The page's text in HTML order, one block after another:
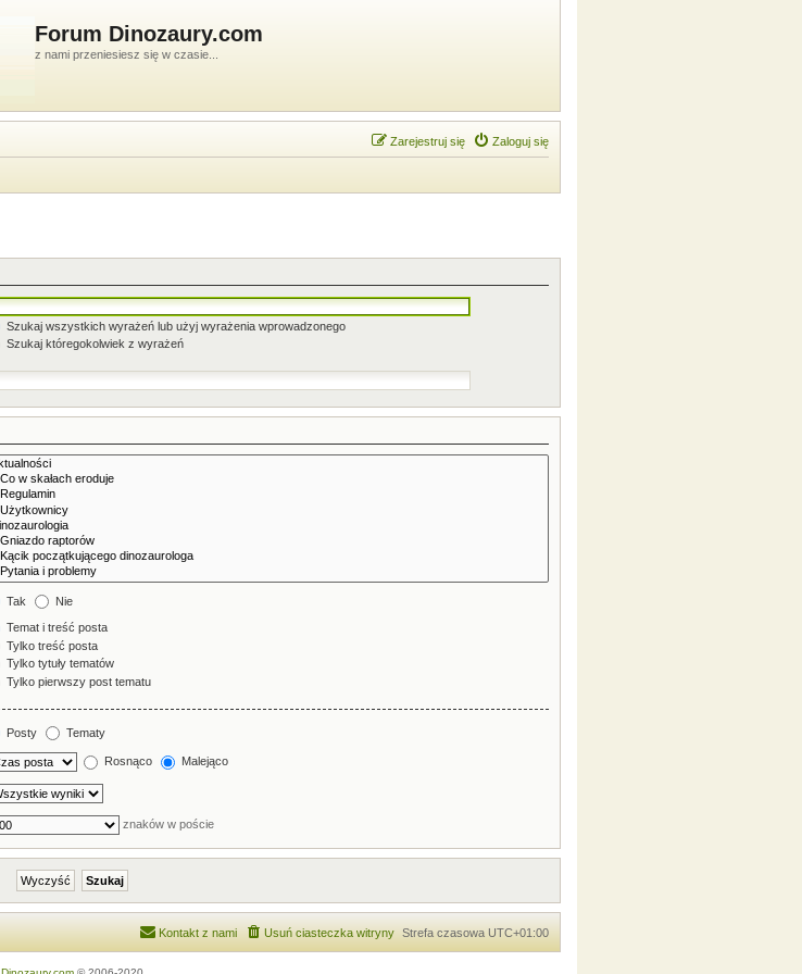
Forum Dinozaury.com
z nami przeniesiesz się w czasie...
Zaloguj się
Zarejestruj się
Szukaj wszystkich wyrażeń lub użyj wyrażenia wprowadzonego
Szukaj któregokolwiek z wyrażeń
Tak Nie
Temat i treść posta
Tylko treść posta
Tylko tytuły tematów
Tylko pierwszy post tematu
Posty Tematy
Rosnąco Malejąco
znaków w poście
Strefa czasowa UTC+01:00
Usuń ciasteczka witryny
Kontakt z nami